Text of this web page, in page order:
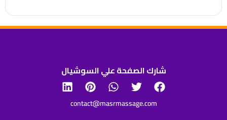
شارك الصفحة علي السوشيال
contact@masrmassage.com